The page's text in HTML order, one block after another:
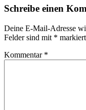
Schreibe einen
Deine E-Mail-Adresse
Felder sind mit * markiert
Kommentar *